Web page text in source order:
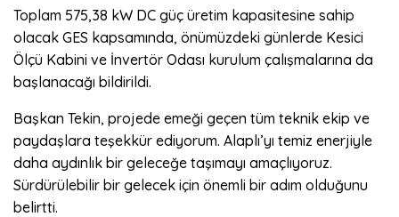
Toplam 575,38 kW DC güç üretim kapasitesine sahip
olacak GES kapsamında, önümüzdeki günlerde Kesici
Ölçü Kabini ve İnvertör Odası kurulum çalışmalarına da
başlanacağı bildirildi.
Başkan Tekin, projede emeği geçen tüm teknik ekip ve
paydaşlara teşekkür ediyorum. Alaplı’yı temiz enerjiyle
daha aydınlık bir geleceğe taşımayı amaçlıyoruz.
Sürdürülebilir bir gelecek için önemli bir adım olduğunu
belirtti.